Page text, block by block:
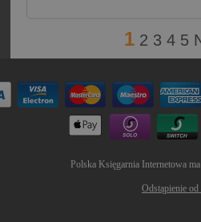
1 2 3 4 5
Polska Księgarnia Internetowa
Odstąpienie